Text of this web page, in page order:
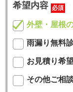
希望内容 必須
外壁・屋根
雨漏り無料
お見積り希
その他ご相